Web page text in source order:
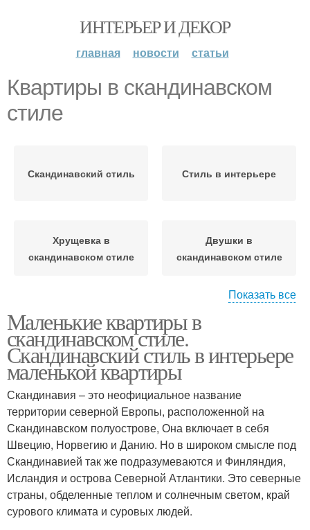
ИНТЕРЬЕР И ДЕКОР
главная новости статьи
Квартиры в скандинавском
стиле
Скандинавский стиль Стиль в интерьере
Хрущевка в
скандинавском стиле
Двушки в
скандинавском стиле
Стиль на примере Российские квартиры
Комнатная квартира
Квартира в
скандинавском стиле
3-комнатная квартира
Ремонт в
скандинавском стиле
Показать все
Маленькие квартиры в
скандинавском стиле.
Скандинавский стиль в интерьере
маленькой квартиры
Скандинавия – это неофициальное название
территории северной Европы, расположенной на
Скандинавском полуострове, Она включает в себя
Швецию, Норвегию и Данию. Но в широком смысле под
Скандинавией так же подразумеваются и Финляндия,
Исландия и острова Северной Атлантики. Это северные
страны, обделенные теплом и солнечным светом, край
сурового климата и суровых людей.